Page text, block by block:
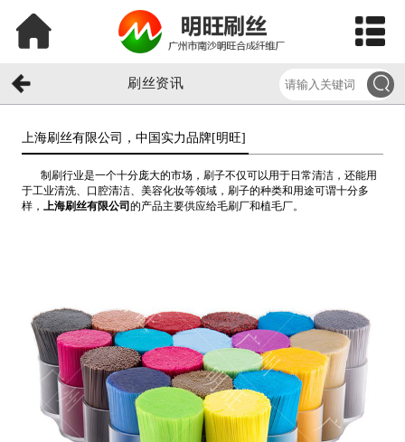
刷丝资讯
上海刷丝有限公司，中国实力品牌[明旺]​
制刷行业是一个十分庞大的市场，刷子不仅可以用于日常清洁，还能用
于工业清洗、口腔清洁、美容化妆等领域，刷子的种类和用途可谓十分多
样， 上海刷丝有限公司 的产品主要供应给毛刷厂和植毛厂。